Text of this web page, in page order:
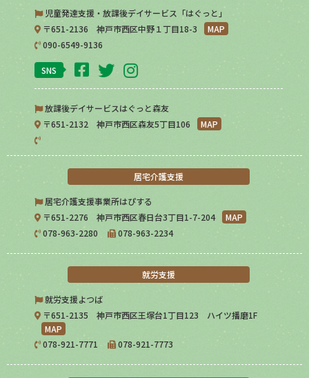
児童発達支援・放課後デイサービス「はぐっと」
〒651-2136 神戸市西区中野１丁目18-3
MAP
090-6549-9136
SNS
放課後デイサービスはぐっと森友
〒651-2132 神戸市西区森友5丁目106
MAP
居宅介護支援
居宅介護支援事業所はぴする
〒651-2276 神戸市西区春日台3丁目1-7-204
MAP
078-963-2280
078-963-2234
就労支援
就労支援よつば
〒651-2135 神戸市西区王塚台1丁目123 ハイツ播磨1F
MAP
078-921-7771
078-921-7773